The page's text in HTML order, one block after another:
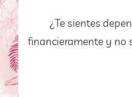
¿Te sientes
financieramente y no